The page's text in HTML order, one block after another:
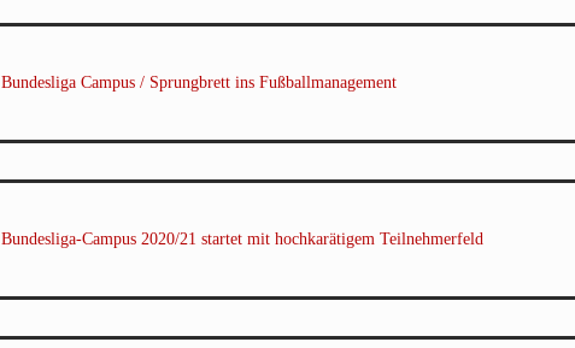
Bundesliga Campus / Sprungbrett ins Fußballmanagement
Bundesliga-Campus 2020/21 startet mit hochkarätigem Teilnehmerfeld